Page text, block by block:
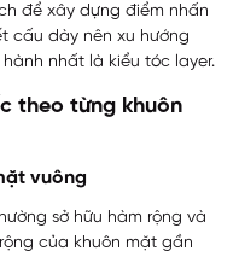
để xây dựng điểm nhấn
cấu dày nên xu hướng
nhất là kiểu tóc layer.
theo từng khuôn
vuông
sở hữu hàm rộng và
của khuôn mặt gần